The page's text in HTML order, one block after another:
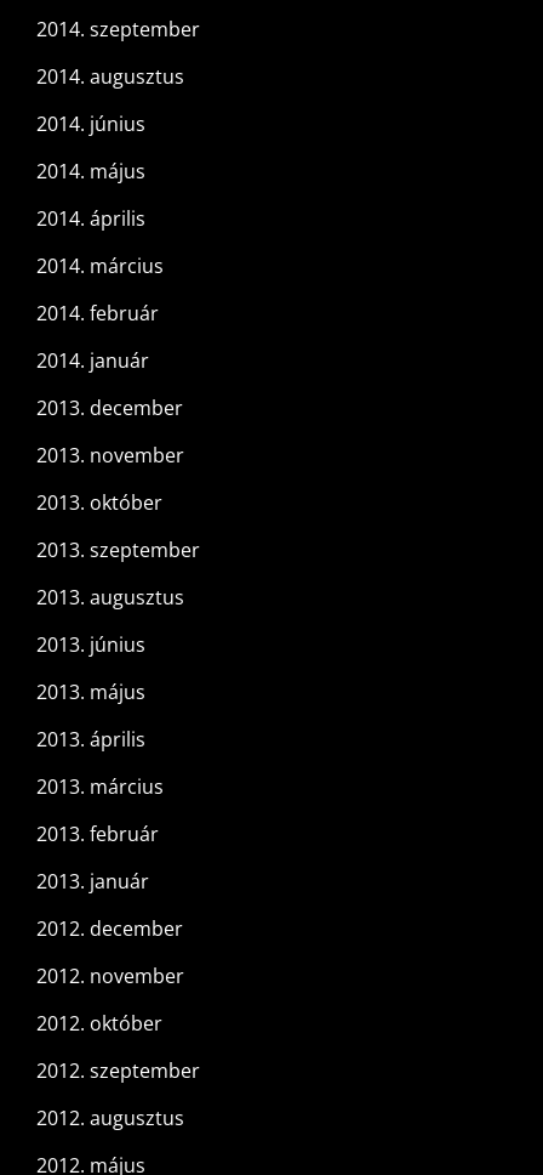
2014. szeptember
2014. augusztus
2014. június
2014. május
2014. április
2014. március
2014. február
2014. január
2013. december
2013. november
2013. október
2013. szeptember
2013. augusztus
2013. június
2013. május
2013. április
2013. március
2013. február
2013. január
2012. december
2012. november
2012. október
2012. szeptember
2012. augusztus
2012. május